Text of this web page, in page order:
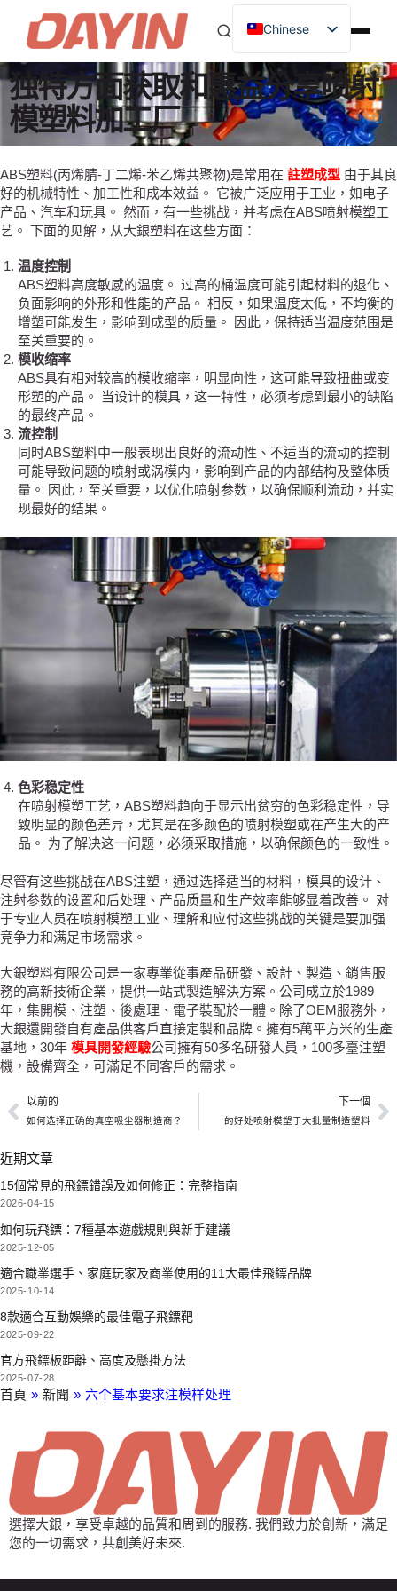
Chinese
独特方面获取和惠益分享喷射
模塑料加工厂
ABS塑料(丙烯腈-丁二烯-苯乙烯共聚物)是常用在 註塑成型 由于其良
好的机械特性、加工性和成本效益。 它被广泛应用于工业，如电子
产品、汽车和玩具。 然而，有一些挑战，并考虑在ABS喷射模塑工
艺。 下面的见解，从大銀塑料在这些方面：
温度控制
ABS塑料高度敏感的温度。 过高的桶温度可能引起材料的退化、
负面影响的外形和性能的产品。 相反，如果温度太低，不均衡的
增塑可能发生，影响到成型的质量。 因此，保持适当温度范围是
至关重要的。
模收缩率
ABS具有相对较高的模收缩率，明显向性，这可能导致扭曲或变
形塑的产品。 当设计的模具，这一特性，必须考虑到最小的缺陷
的最终产品。
流控制
同时ABS塑料中一般表现出良好的流动性、不适当的流动的控制
可能导致问题的喷射或涡模内，影响到产品的内部结构及整体质
量。 因此，至关重要，以优化喷射参数，以确保顺利流动，并实
现最好的结果。
色彩稳定性
在喷射模塑工艺，ABS塑料趋向于显示出贫穷的色彩稳定性，导
致明显的颜色差异，尤其是在多颜色的喷射模塑或在产生大的产
品。 为了解决这一问题，必须采取措施，以确保颜色的一致性。
尽管有这些挑战在ABS注塑，通过选择适当的材料，模具的设计、
注射参数的设置和后处理、产品质量和生产效率能够显着改善。 对
于专业人员在喷射模塑工业、理解和应付这些挑战的关键是要加强
竞争力和满足市场需求。
大銀塑料有限公司是一家專業從事產品研發、設計、製造、銷售服
務的高新技術企業，提供一站式製造解決方案。公司成立於1989
年，集開模、注塑、後處理、電子裝配於一體。除了OEM服務外，
大銀還開發自有產品供客戶直接定製和品牌。擁有5萬平方米的生產
基地，30年 模具開發經驗公司擁有50多名研發人員，100多臺注塑
機，設備齊全，可滿足不同客戶的需求。
以前的
如何选择正确的真空吸尘器制造商？
下一個
的好处喷射模塑于大批量制造塑料
近期文章
15個常見的飛鏢錯誤及如何修正：完整指南
2026-04-15
如何玩飛鏢：7種基本遊戲規則與新手建議
2025-12-05
適合職業選手、家庭玩家及商業使用的11大最佳飛鏢品牌
2025-10-14
8款適合互動娛樂的最佳電子飛鏢靶
2025-09-22
官方飛鏢板距離、高度及懸掛方法
2025-07-28
首頁 » 新聞 » 六个基本要求注模样处理
選擇大銀，享受卓越的品質和周到的服務. 我們致力於創新，滿足
您的一切需求，共創美好未來.